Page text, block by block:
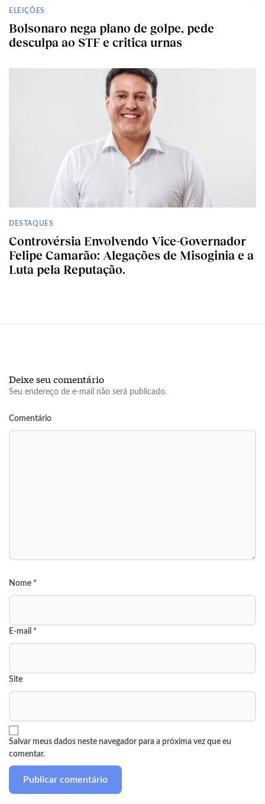
ELEIÇÕES
Bolsonaro nega plano de golpe, pede
desculpa ao STF e critica urnas
DESTAQUES
Controvérsia Envolvendo Vice-Governador
Felipe Camarão: Alegações de Misoginia e a
Luta pela Reputação.
Deixe seu comentário
Seu endereço de e-mail não será publicado.
Comentário
Nome *
E-mail *
Site
Salvar meus dados neste navegador para a próxima vez que eu
comentar.